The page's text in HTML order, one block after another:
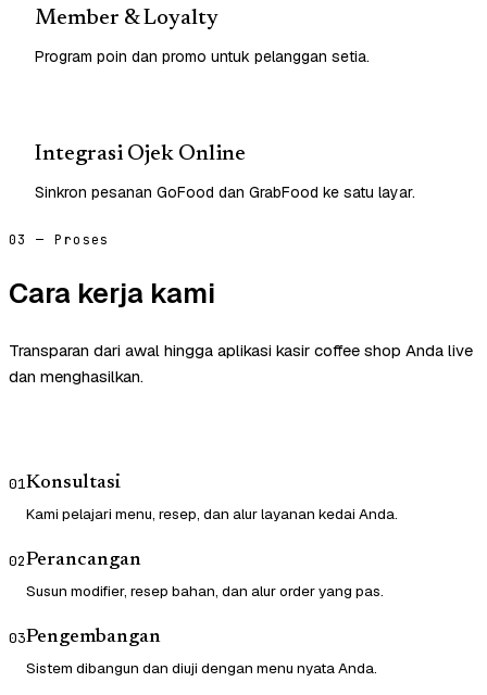
Member & Loyalty
Program poin dan promo untuk pelanggan setia.
Integrasi Ojek Online
Sinkron pesanan GoFood dan GrabFood ke satu layar.
03 — Proses
Cara kerja kami
Transparan dari awal hingga aplikasi kasir coffee shop Anda live
dan menghasilkan.
01Konsultasi
Kami pelajari menu, resep, dan alur layanan kedai Anda.
02Perancangan
Susun modifier, resep bahan, dan alur order yang pas.
03Pengembangan
Sistem dibangun dan diuji dengan menu nyata Anda.